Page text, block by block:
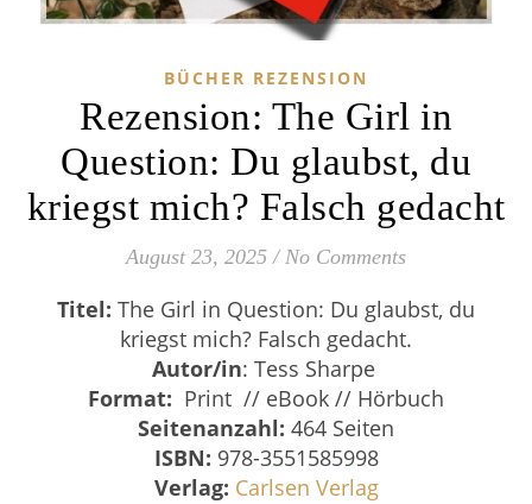
BÜCHER REZENSION
Rezension: The Girl in
Question: Du glaubst, du
kriegst mich? Falsch gedacht
August 23, 2025 / No Comments
Titel: The Girl in Question: Du glaubst, du
kriegst mich? Falsch gedacht.
Autor/in: Tess Sharpe
Format: Print // eBook // Hörbuch
Seitenanzahl: 464 Seiten
ISBN: 978-3551585998
Verlag: Carlsen Verlag